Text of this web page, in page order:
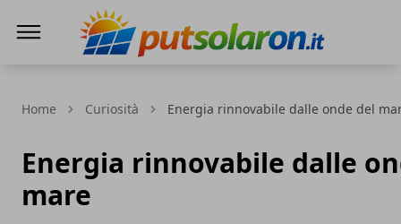
Home Curiosità Energia rinnovabile dalle onde del
Energia rinnovabile dalle
mare